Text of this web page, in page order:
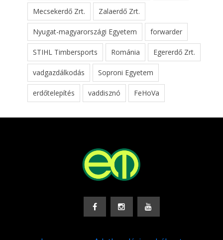
Mecsekerdő Zrt. Zalaerdő Zrt.
Nyugat-magyarországi Egyetem forwarder
STIHL Timbersports Románia Egererdő Zrt.
vadgazdálkodás Soproni Egyetem
erdőtelepítés vaddisznó FeHoVa